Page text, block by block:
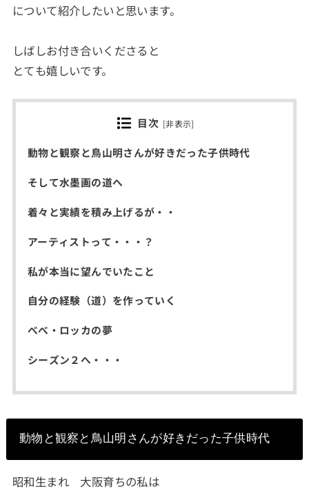
について紹介したいと思います。
しばしお付き合いくださると
とても嬉しいです。
目次 [非表示]
動物と観察と鳥山明さんが好きだった子供時代
そして水墨画の道へ
着々と実績を積み上げるが・・
アーティストって・・・？
私が本当に望んでいたこと
自分の経験（道）を作っていく
べべ・ロッカの夢
シーズン２へ・・・
動物と観察と鳥山明さんが好きだった子供時代
昭和生まれ 大阪育ちの私は